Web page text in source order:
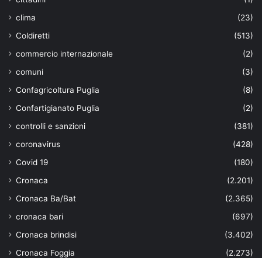
clima
(23)
Coldiretti
(513)
commercio internazionale
(2)
comuni
(3)
Confagricoltura Puglia
(8)
Confartigianato Puglia
(2)
controlli e sanzioni
(381)
coronavirus
(428)
Covid 19
(180)
Cronaca
(2.201)
Cronaca Ba/Bat
(2.365)
cronaca bari
(697)
Cronaca brindisi
(3.402)
Cronaca Foggia
(2.273)